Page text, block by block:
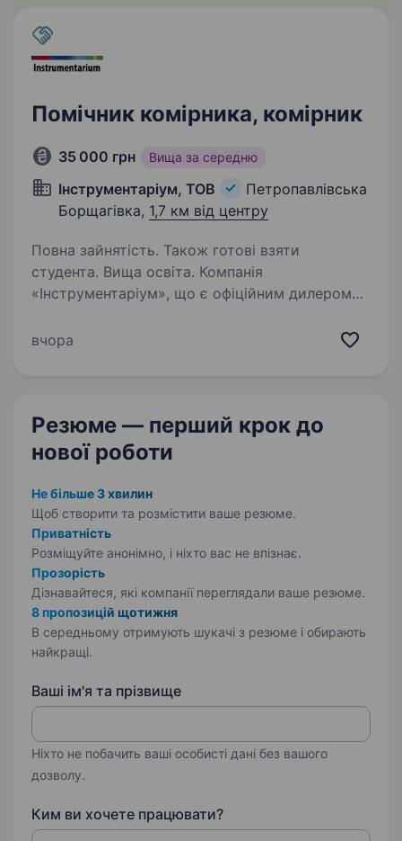
Помічник комірника, комірник
35 000 грн Вища за середню
Інструментаріум, ТОВ
Петропавлівська
Борщагівка, 1,7 км від центру
Повна зайнятість. Також готові взяти
студента. Вища освіта. Компанія
«Інструментаріум», що є офіційним дилером
DeWalt, та ін., і є лідером з продажу
вчора
Резюме — перший крок до
нової роботи
Не більше 3 хвилин
Щоб створити та розмістити ваше резюме.
Приватність
Розміщуйте анонімно, і ніхто вас не впізнає.
Прозорість
Дізнавайтеся, які компанії переглядали ваше резюме.
8 пропозицій щотижня
В середньому отримують шукачі з резюме і обирають
найкращі.
Ваші ім'я та прізвище
Ніхто не побачить ваші особисті дані без вашого
дозволу.
Ким ви хочете працювати?